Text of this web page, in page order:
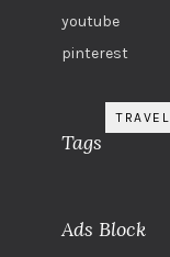
youtube
pinterest
Tags
TRAVEL
Ads Block